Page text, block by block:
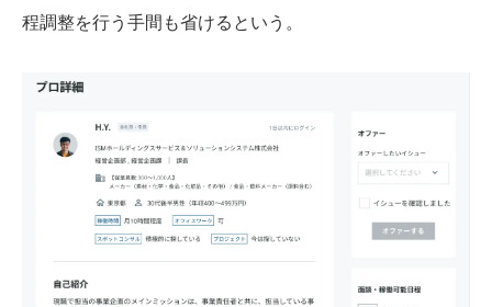
程調整を行う手間も省けるという。